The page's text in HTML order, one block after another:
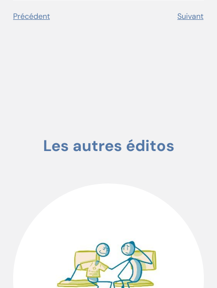
Précédent Suivant
Les autres éditos